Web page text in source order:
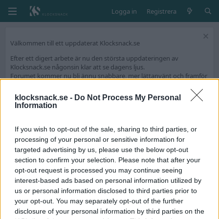
klocksnack.se - Do Not Process My Personal
Information
If you wish to opt-out of the sale, sharing to third parties, or
processing of your personal or sensitive information for
targeted advertising by us, please use the below opt-out
section to confirm your selection. Please note that after your
opt-out request is processed you may continue seeing
interest-based ads based on personal information utilized by
us or personal information disclosed to third parties prior to
your opt-out. You may separately opt-out of the further
disclosure of your personal information by third parties on the
Logga in Registrera
Välkommen till ett uppdaterat Klocksnack.se
Efter ett digert arbete är nu den största uppdateringen av
Klocksnack.se någonsin klar att se dagens ljus.
Forumet kommer nu bli ännu snabbare, mer lättanvänt och framför
Vi har skapat en tråd på diskussionsdelen för feedback och tekniska
frågeställningar.
/Hook & Leben
Medlemmar
V